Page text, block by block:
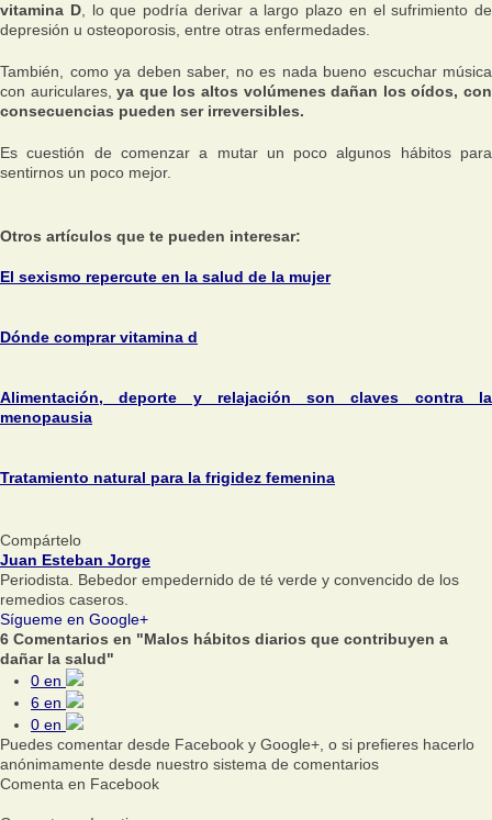
vitamina D, lo que podría derivar a largo plazo en el sufrimiento de
depresión u osteoporosis, entre otras enfermedades.
También, como ya deben saber, no es nada bueno escuchar música
con auriculares,ya que los altos volúmenes dañan los oídos, con
consecuencias pueden ser irreversibles.
Es cuestión de comenzar a mutar un poco algunos hábitos para
sentirnos un poco mejor.
Otros artículos que te pueden interesar:
El sexismo repercute en la salud de la mujer
Dónde comprar vitamina d
Alimentación, deporte y relajación son claves contra la
menopausia
Tratamiento natural para la frigidez femenina
Compártelo
Juan Esteban Jorge
Periodista. Bebedor empedernido de té verde y convencido de los
remedios caseros.
Sígueme en Google+
6 Comentarios en "Malos hábitos diarios que contribuyen a
dañar la salud"
0 en
6 en
0 en
Puedes comentar desde Facebook y Google+, o si prefieres hacerlo
anónimamente desde nuestro sistema de comentarios
Comenta en Facebook